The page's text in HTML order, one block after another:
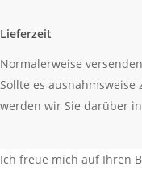
Lieferzeit
Normalerweise
Sollte es
werden wir Sie darüber
Ich freue mich auf Ihren